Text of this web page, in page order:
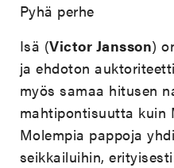
Pyhä perhe
Isä (Victor Jansson)
ja ehdoton
myös samaa hitusen
mahtipontisuutta kuin
Molempia pappoja
seikkailuihin,